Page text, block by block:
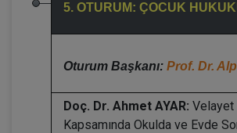
5. OTURUM: ÇOCUK
Oturum Başkanı: Prof. Dr.
Doç. Dr. Ahmet AYAR: Velayet
Kapsamında Okulda ve Evde